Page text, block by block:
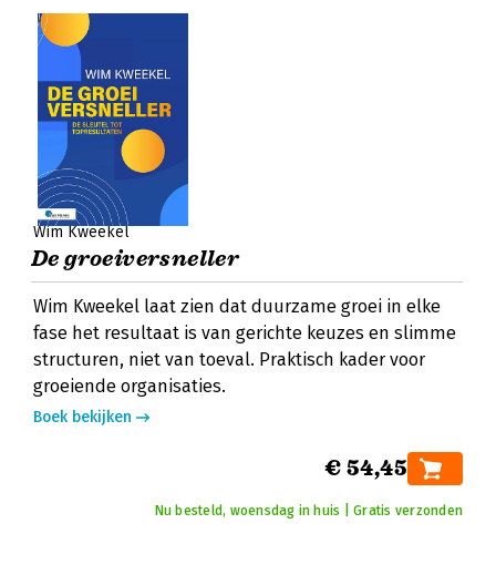
Wim Kweekel
De groeiversneller
Wim Kweekel laat zien dat duurzame groei in elke
fase het resultaat is van gerichte keuzes en slimme
structuren, niet van toeval. Praktisch kader voor
groeiende organisaties.
Boek bekijken
€ 54,45
Nu besteld, woensdag in huis | Gratis verzonden